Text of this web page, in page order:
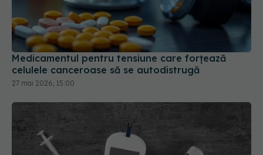
Medicamentul pentru tensiune care forțează
celulele canceroase să se autodistrugă
27 mai 2026, 15:00